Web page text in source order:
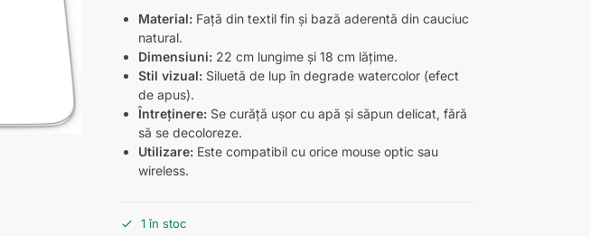
Material: Față din textil fin și bază aderentă din cauciuc
natural.
Dimensiuni: 22 cm lungime și 18 cm lățime.
Stil vizual: Siluetă de lup în degrade watercolor (efect
de apus).
Întreținere: Se curăță ușor cu apă și săpun delicat, fără
să se decoloreze.
Utilizare: Este compatibil cu orice mouse optic sau
wireless.
1 în stoc